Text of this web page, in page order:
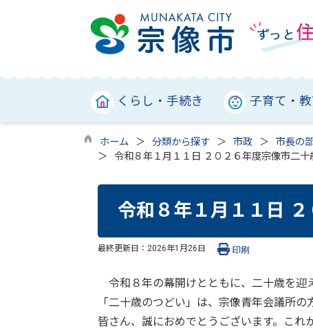
くらし・手続き 子育て・
ホーム 分類から探す 市政 市長の
令和８年１月１１日 ２０２６年度宗像市二十
令和８年１月１１日
最終更新日： 2026年1月26日 印刷
令和８年の幕開けとともに、二十歳を迎
「二十歳のつどい」は、宗像青年会議所
皆さん、誠におめでとうございます。これ